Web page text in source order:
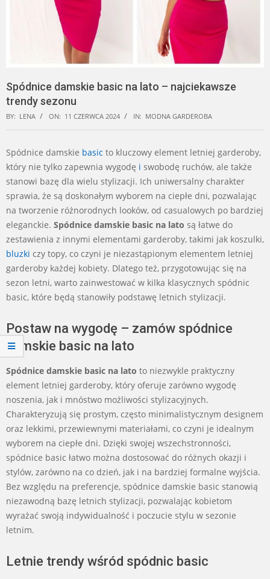
Spódnice damskie basic na lato – najciekawsze
trendy sezonu
BY: LENA ON: 11 CZERWCA 2024 IN: MODNA GARDEROBA
Spódnice damskie basic to kluczowy element letniej garderoby,
który nie tylko zapewnia wygodę i swobodę ruchów, ale także
stanowi bazę dla wielu stylizacji. Ich uniwersalny charakter
sprawia, że są doskonałym wyborem na ciepłe dni, pozwalając
na tworzenie różnorodnych looków, od casualowych po bardziej
eleganckie. Spódnice damskie basic na lato są łatwe do
zestawienia z innymi elementami garderoby, takimi jak koszulki,
bluzki czy topy, co czyni je niezastąpionym elementem letniej
garderoby każdej kobiety. Dlatego też, przygotowując się na
sezon letni, warto zainwestować w kilka klasycznych spódnic
basic, które będą stanowiły podstawę letnich stylizacji.
Postaw na wygodę – zamów spódnice
damskie basic na lato
Spódnice damskie basic na lato to niezwykle praktyczny
element letniej garderoby, który oferuje zarówno wygodę
noszenia, jak i mnóstwo możliwości stylizacyjnych.
Charakteryzują się prostym, często minimalistycznym designem
oraz lekkimi, przewiewnymi materiałami, co czyni je idealnym
wyborem na ciepłe dni. Dzięki swojej wszechstronności,
spódnice basic łatwo można dostosować do różnych okazji i
stylów, zarówno na co dzień, jak i na bardziej formalne wyjścia.
Bez względu na preferencje, spódnice damskie basic stanowią
niezawodną bazę letnich stylizacji, pozwalając kobietom
wyrażać swoją indywidualność i poczucie stylu w sezonie
letnim.
Letnie trendy wśród spódnic basic